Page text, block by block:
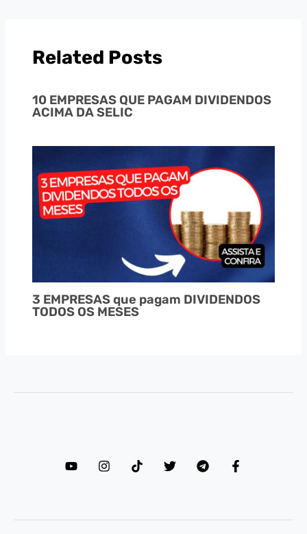
Related Posts
10 EMPRESAS QUE PAGAM DIVIDENDOS
ACIMA DA SELIC
3 EMPRESAS que pagam DIVIDENDOS
TODOS OS MESES